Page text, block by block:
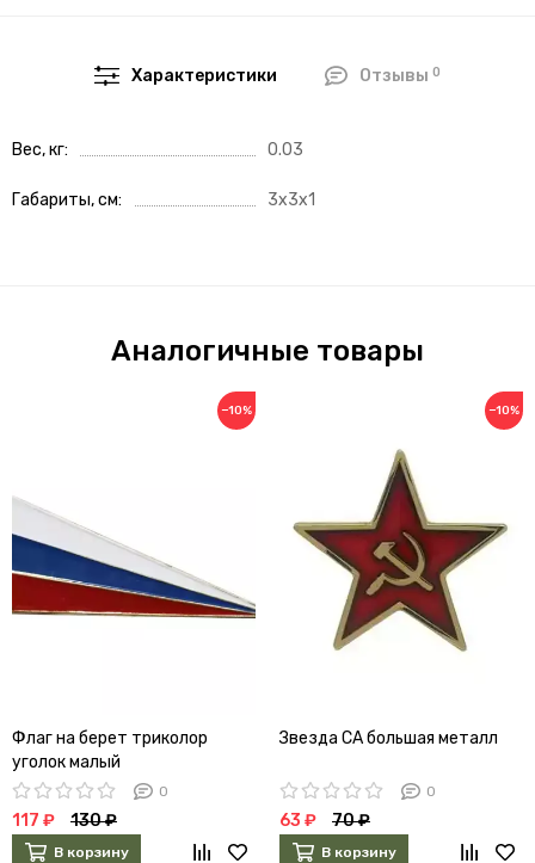
Характеристики Отзывы 0
Вес, кг 0.03
Габариты, см 3x3x1
Аналогичные товары
−10%
Флаг на берет триколор
уголок малый
0
117 ₽ 130 ₽
В корзину
−10%
Звезда СА большая металл
0
63 ₽ 70 ₽
В корзину